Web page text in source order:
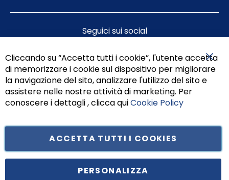
Seguici sui social
Principe di Piemonte 199, cap. 80026 Casoria (NA) - C.F. 05834470634 -
Cliccando su “Accetta tutti i cookie”, l'utente accetta
di memorizzare i cookie sul dispositivo per migliorare
la navigazione del sito, analizzare l'utilizzo del sito e
assistere nelle nostre attività di marketing. Per
conoscere i dettagli , clicca quiCookie Policy
ACCETTA TUTTI I COOKIES
PERSONALIZZA